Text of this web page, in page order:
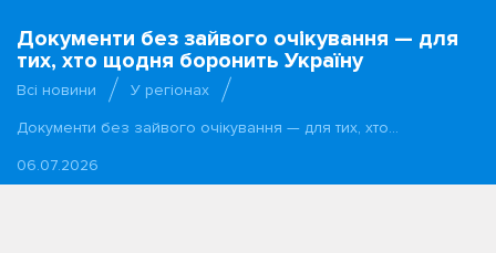
Документи без зайвого очікування — для
тих, хто щодня боронить Україну
Всі новини
У регіонах
Документи без зайвого очікування — для тих, хто…
06.07.2026